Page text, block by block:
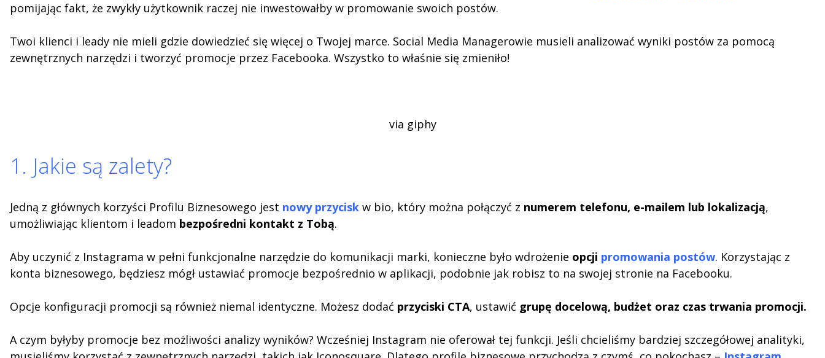
pomijając fakt, że zwykły użytkownik raczej nie inwestowałby w promowanie swoich postów.
Twoi klienci i leady nie mieli gdzie dowiedzieć się więcej o Twojej marce. Social Media Managerowie musieli analizować wyniki postów za pomocą
zewnętrznych narzędzi i tworzyć promocje przez Facebooka. Wszystko to właśnie się zmieniło!
via giphy
1. Jakie są zalety?
Jedną z głównych korzyści Profilu Biznesowego jest nowy przycisk w bio, który można połączyć z numerem telefonu, e-mailem lub lokalizacją,
umożliwiając klientom i leadom bezpośredni kontakt z Tobą.
Aby uczynić z Instagrama w pełni funkcjonalne narzędzie do komunikacji marki, konieczne było wdrożenie opcji promowania postów. Korzystając z
konta biznesowego, będziesz mógł ustawiać promocje bezpośrednio w aplikacji, podobnie jak robisz to na swojej stronie na Facebooku.
Opcje konfiguracji promocji są również niemal identyczne. Możesz dodać przyciski CTA, ustawić grupę docelową, budżet oraz czas trwania promocji.
A czym byłyby promocje bez możliwości analizy wyników? Wcześniej Instagram nie oferował tej funkcji. Jeśli chcieliśmy bardziej szczegółowej analityki,